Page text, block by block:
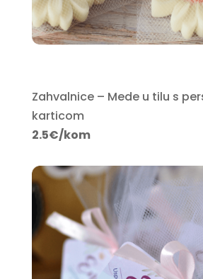
Zahvalnice – Mede u tilu s
karticom
2.5€/kom